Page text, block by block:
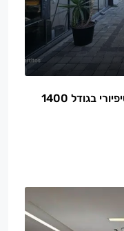
משרד עם חצר פרטית בשכונת מונטיפיורי בגודל 1400